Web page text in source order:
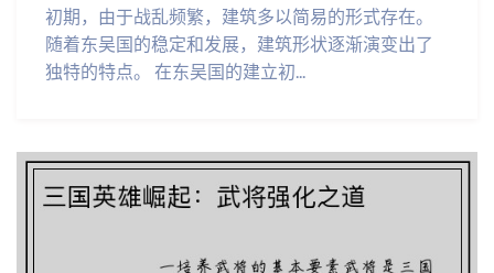
初期，由于战乱频繁，建筑多以简易的形式存在。
随着东吴国的稳定和发展，建筑形状逐渐演变出了
独特的特点。 在东吴国的建立初...